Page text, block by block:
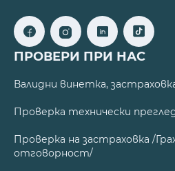
ПРОВЕРИ ПРИ НАС
Валидни винетка,
Проверка технически
Проверка на застраховка /
отговорност/